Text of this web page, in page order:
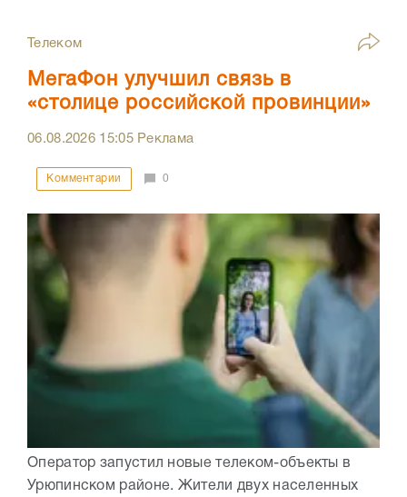
Телеком
МегаФон улучшил связь в
«столице российской провинции»
06.08.2026 15:05Реклама
Комментарии 0
Оператор запустил новые телеком-объекты в
Урюпинском районе. Жители двух населенных